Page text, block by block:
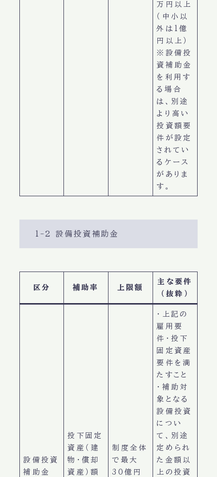
万円以上
（中小以
外は1億
円以上）
※設備投
資補助金
を利用す
る場合
は、別途
より高い
投資額要
件が設定
されてい
るケース
がありま
す。
1-2 設備投資補助金
区分 補助率 上限額
主な要件
（抜粋）
設備投資
補助金
投下固定
資産（建
物・償却
資産）額
制度全体
で最大
30億円
・上記の
雇用要
件・投下
固定資産
要件を満
たすこと
・補助対
象となる
設備投資
につい
て、別途
定められ
た金額以
上の投資